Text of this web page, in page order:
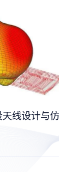
线设计与